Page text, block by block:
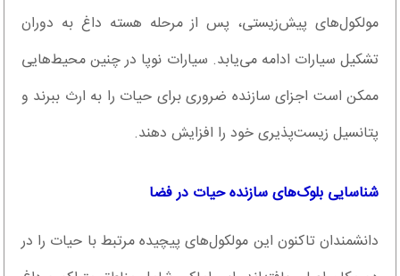
مولکول‌های پیش‌زیستی، پس از مرحله هسته داغ به دوران
تشکیل سیارات ادامه می‌یابد. سیارات نوپا در چنین محیط‌هایی
ممکن است اجزای سازنده ضروری برای حیات را به ارث ببرند و
پتانسیل زیست‌پذیری خود را افزایش دهند.
شناسایی بلوک‌های سازنده حیات در فضا
دانشمندان تاکنون این مولکول‌های پیچیده مرتبط با حیات را در